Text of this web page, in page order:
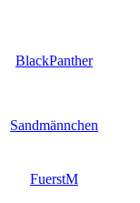
BlackPanther
Sandmännchen
FuerstM